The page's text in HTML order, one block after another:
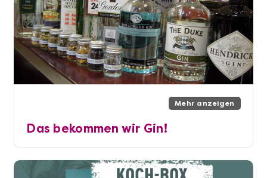
Mehr anzeigen
Das bekommen wir Gin!